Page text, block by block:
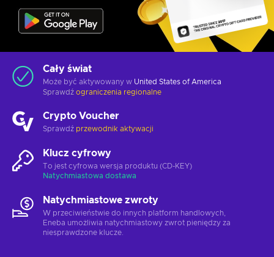
Cały świat
Może być aktywowany w United States of America
Sprawdź ograniczenia regionalne
Crypto Voucher
Sprawdź przewodnik aktywacji
Klucz cyfrowy
To jest cyfrowa wersja produktu (CD-KEY)
Natychmiastowa dostawa
Natychmiastowe zwroty
W przeciwieństwie do innych platform handlowych,
Eneba umożliwia natychmiastowy zwrot pieniędzy za
niesprawdzone klucze.